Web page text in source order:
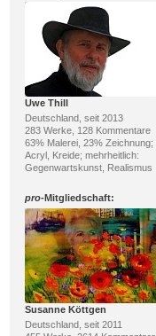
Uwe Thill
Deutschland, seit 2013
283 Werke, 128 Kommentare
63% Malerei, 23% Zeichnung;
Acryl, Kreide; mehrheitlich:
Gegenwartskunst, Realismus
pro-Mitgliedschaft:
Susanne Köttgen
Deutschland, seit 2011